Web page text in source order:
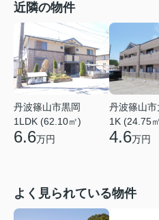
近隣の物件
丹波篠山市黒岡
1LDK (62.10㎡)
6.6万円
丹波篠山市
1K (24.75
4.6万円
よく見られている物件